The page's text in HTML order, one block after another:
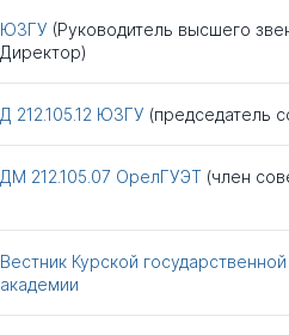
ЮЗГУ (Руководитель высшего
Директор)
Д 212.105.12 ЮЗГУ (председатель
ДМ 212.105.07 ОрелГУЭТ (член
Вестник Курской
академии